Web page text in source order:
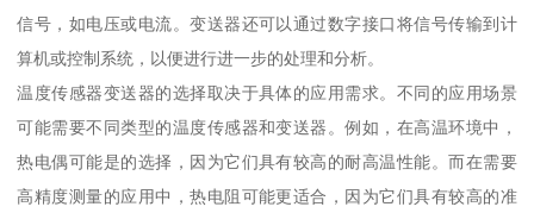
信号，如电压或电流。变送器还可以通过数字接口将信号传输到计
算机或控制系统，以便进行进一步的处理和分析。
温度传感器变送器的选择取决于具体的应用需求。不同的应用场景
可能需要不同类型的温度传感器和变送器。例如，在高温环境中，
热电偶可能是的选择，因为它们具有较高的耐高温性能。而在需要
高精度测量的应用中，热电阻可能更适合，因为它们具有较高的准